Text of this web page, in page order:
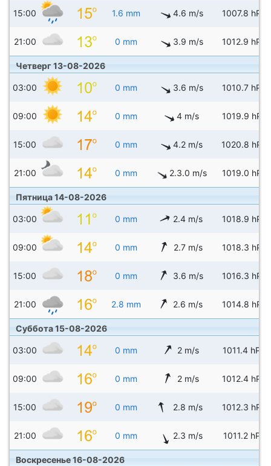
15:00 1.6 mm 4.6 m/s 1007.8 hPa
21:00 0 mm 3.9 m/s 1012.9 hPa
Четверг 13-08-2026
03:00 0 mm 3.6 m/s 1010.7 hPa
09:00 0 mm 4 m/s 1019.9 hPa
15:00 0 mm 4.2 m/s 1020.8 hPa
21:00 0 mm 2.3.0 m/s 1019.0 hPa
Пятница 14-08-2026
03:00 0 mm 2.4 m/s 1018.9 hPa
09:00 0 mm 2.7 m/s 1018.3 hPa
15:00 0 mm 3.6 m/s 1016.3 hPa
21:00 2.8 mm 2.6 m/s 1014.8 hPa
Суббота 15-08-2026
03:00 0 mm 2 m/s 1011.4 hPa
09:00 0 mm 2 m/s 1012.4 hPa
15:00 0 mm 2.8 m/s 1012.3 hPa
21:00 0 mm 2.3 m/s 1011.2 hPa
Воскресенье 16-08-2026